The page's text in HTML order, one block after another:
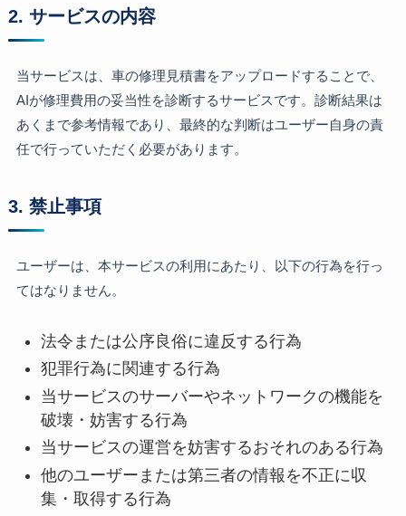
2. サービスの内容
当サービスは、車の修理見積書をアップロードすることで、
AIが修理費用の妥当性を診断するサービスです。診断結果は
あくまで参考情報であり、最終的な判断はユーザー自身の責
任で行っていただく必要があります。
3. 禁止事項
ユーザーは、本サービスの利用にあたり、以下の行為を行っ
てはなりません。
法令または公序良俗に違反する行為
犯罪行為に関連する行為
当サービスのサーバーやネットワークの機能を
破壊・妨害する行為
当サービスの運営を妨害するおそれのある行為
他のユーザーまたは第三者の情報を不正に収
集・取得する行為